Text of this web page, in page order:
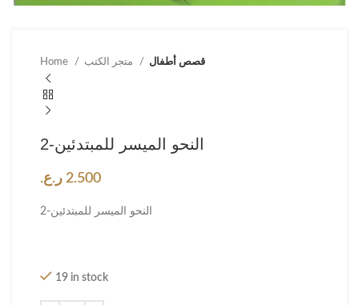
Home قصص أطفال
النحو الميسر للمبتدئين-2
2.500 ر.ع.
النحو الميسر للمبتدئين-2
19 in stock